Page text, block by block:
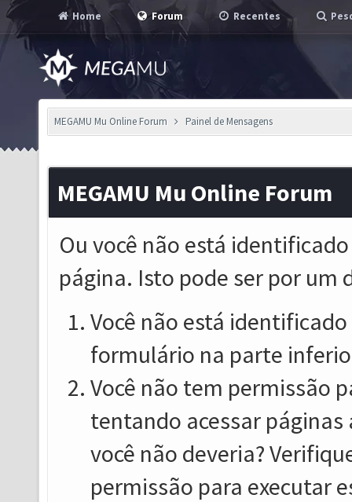
Home Forum Recentes
MEGAMU Mu Online Forum Painel de Mensagens
MEGAMU Mu Online Forum
Ou você não está
página. Isto pode ser por um
Você não está
formulário na parte
Você não tem permissão
tentando acessar
você não deveria?
permissão para executar